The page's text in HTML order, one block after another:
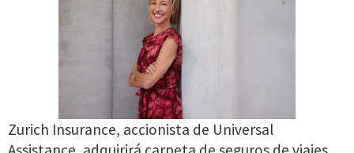
Zurich Insurance, accionista de Universal